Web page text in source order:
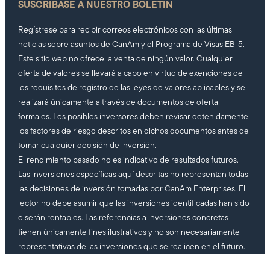
SUSCRÍBASE A NUESTRO BOLETÍN
Regístrese para recibir correos electrónicos con las últimas
noticias sobre asuntos de CanAm y el Programa de Visas EB-5.
Este sitio web no ofrece la venta de ningún valor. Cualquier
oferta de valores se llevará a cabo en virtud de exenciones de
los requisitos de registro de las leyes de valores aplicables y se
realizará únicamente a través de documentos de oferta
formales. Los posibles inversores deben revisar detenidamente
los factores de riesgo descritos en dichos documentos antes de
tomar cualquier decisión de inversión.
El rendimiento pasado no es indicativo de resultados futuros.
Las inversiones específicas aquí descritas no representan todas
las decisiones de inversión tomadas por CanAm Enterprises. El
lector no debe asumir que las inversiones identificadas han sido
o serán rentables. Las referencias a inversiones concretas
tienen únicamente fines ilustrativos y no son necesariamente
representativas de las inversiones que se realicen en el futuro.